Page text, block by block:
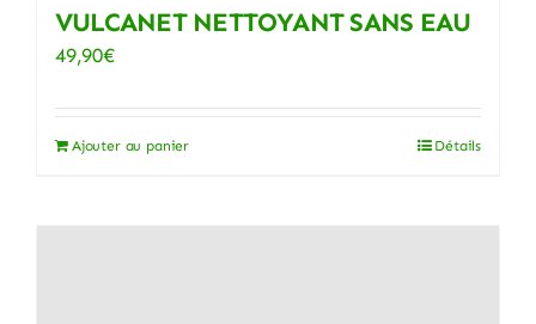
VULCANET NETTOYANT SANS EAU
49,90€
Ajouter au panier Détails